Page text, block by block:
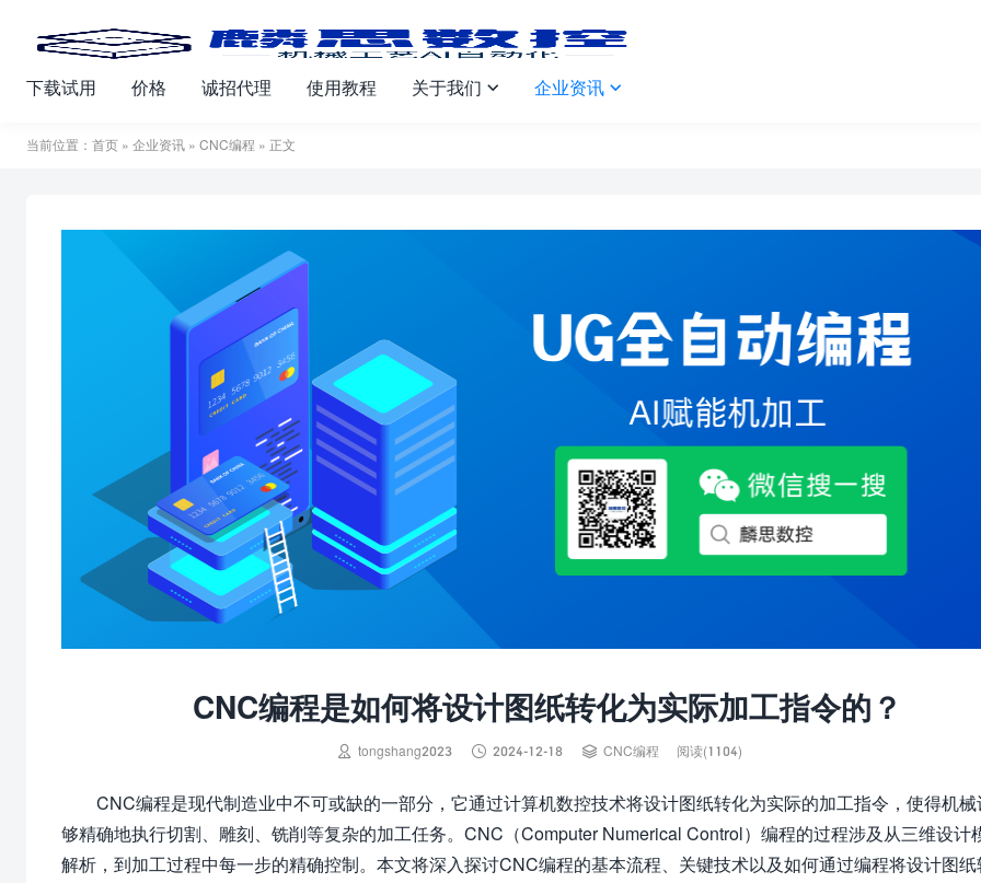
下载试用 价格 诚招代理 使用教程 关于我们  企业资讯 
当前位置： 首页 » 企业资讯 » CNC编程 » 正文
CNC编程是如何将设计图纸转化为实际加工指令的？
 tongshang2023  2024-12-18  CNC编程 阅读(1104)
CNC编程是现代制造业中不可或缺的一部分，它通过计算机数控技术将设计图纸转化为实际的加工指令，使得机械
够精确地执行切割、雕刻、铣削等复杂的加工任务。CNC（Computer Numerical Control）编程的过程涉及从三维设计
解析，到加工过程中每一步的精确控制。本文将深入探讨CNC编程的基本流程、关键技术以及如何通过编程将设计图纸